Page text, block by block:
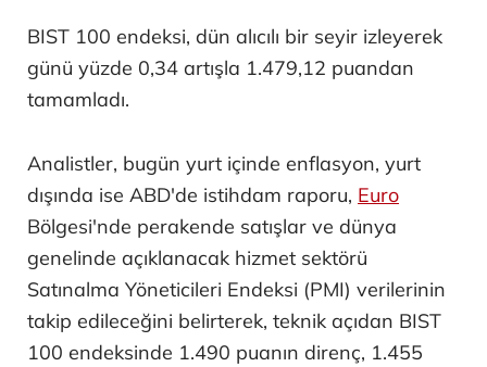
BIST 100 endeksi, dün alıcılı bir seyir izleyerek
günü yüzde 0,34 artışla 1.479,12 puandan
tamamladı.
Analistler, bugün yurt içinde enflasyon, yurt
dışında ise ABD'de istihdam raporu, Euro
Bölgesi'nde perakende satışlar ve dünya
genelinde açıklanacak hizmet sektörü
Satınalma Yöneticileri Endeksi (PMI) verilerinin
takip edileceğini belirterek, teknik açıdan BIST
100 endeksinde 1.490 puanın direnç, 1.455